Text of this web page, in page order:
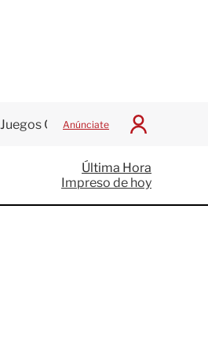
Juegos Centroamericanos
Anúnciate
I
c
i
a
Última Hora
Impreso de hoy